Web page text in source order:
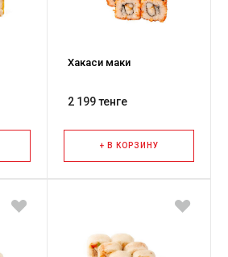
Хакаси маки
2 199 тенге
+ В КОРЗИНУ